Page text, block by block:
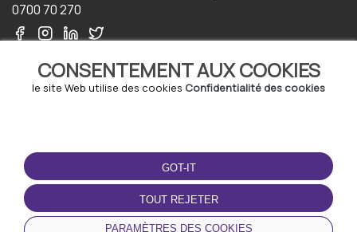
CONSENTEMENT AUX COOKIES
le site Web utilise des cookies Confidentialité des cookies
GOT-IT
TOUT REJETER
PARAMÈTRES DES COOKIES
0700 70 270
TERMS-OF-USE
Termes et conditions
Politique de confidentialité
Politique relative aux
cookies
TÉLÉCHARGEZ
L'APPLICATION